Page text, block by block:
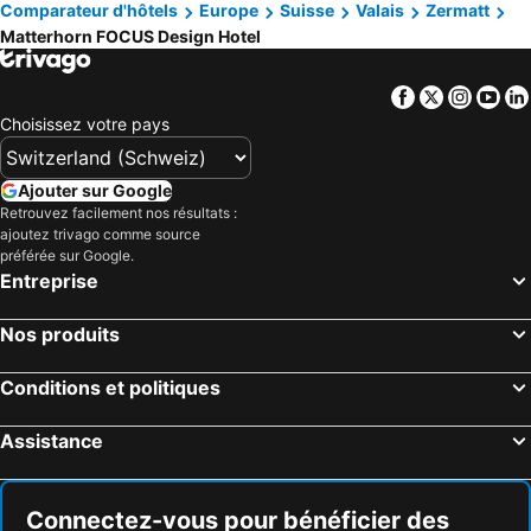
Comparateur d'hôtels
Europe Suisse Valais
Zermatt
Matterhorn FOCUS Design Hotel
Facebook
Twitter
Choisissez votre pays
Ajouter sur Google
Retrouvez facilement nos résultats :
ajoutez trivago comme source
préférée sur Google.
Entreprise
Nos produits
Conditions et politiques
Assistance
Connectez-vous pour bénéficier des